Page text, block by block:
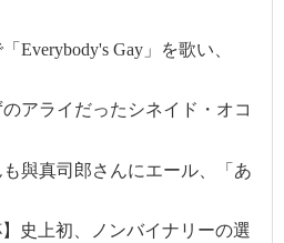
Everybody's Gay」を歌い、
のアライだったシネイド・オコ
與真司郎さんにエール、「あ
】史上初、ノンバイナリーの選